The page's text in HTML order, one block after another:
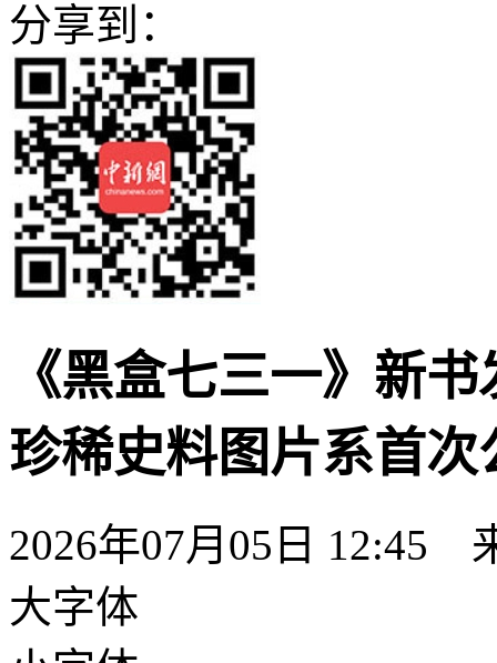
分享到：
《黑盒七三一》新
珍稀史料图片系首次
2026年07月05日 12:45
大字体